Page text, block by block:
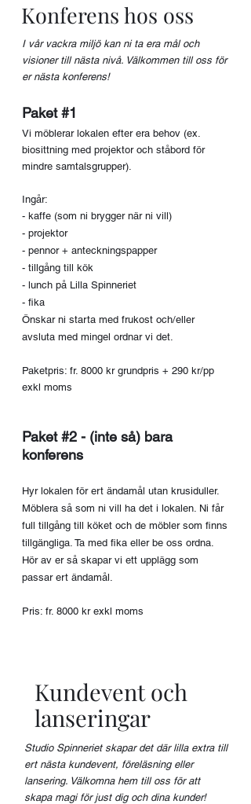
Konferens hos oss
I vår vackra miljö kan ni ta era mål och
visioner till nästa nivå. Välkommen till oss för
er nästa konferens!
Paket #1
Vi möblerar lokalen efter era behov (ex.
biosittning med projektor och ståbord för
mindre samtalsgrupper).
Ingår:
- kaffe (som ni brygger när ni vill)
- projektor
- pennor + anteckningspapper
- tillgång till kök
- lunch på Lilla Spinneriet
- fika
Önskar ni starta med frukost och/eller
avsluta med mingel ordnar vi det.
Paketpris: fr. 8000 kr grundpris + 290 kr/pp
exkl moms
Paket #2 - (inte så) bara
konferens
Hyr lokalen för ert ändamål utan krusiduller.
Möblera så som ni vill ha det i lokalen. Ni får
full tillgång till köket och de möbler som finns
tillgängliga. Ta med fika eller be oss ordna.
Hör av er så skapar vi ett upplägg som
passar ert ändamål.
Pris: fr. 8000 kr exkl moms
Kundevent och
lanseringar
Studio Spinneriet skapar det där lilla extra till
ert nästa kundevent, föreläsning eller
lansering. Välkomna hem till oss för att
skapa magi för just dig och dina kunder!